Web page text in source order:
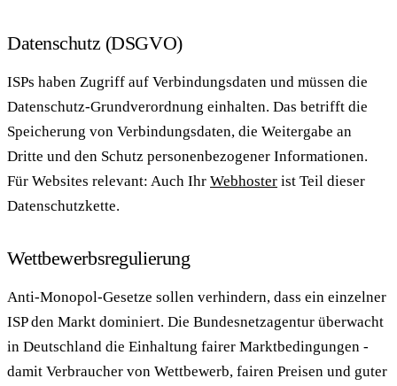
Datenschutz (DSGVO)
ISPs haben Zugriff auf Verbindungsdaten und müssen die
Datenschutz-Grundverordnung einhalten. Das betrifft die
Speicherung von Verbindungsdaten, die Weitergabe an
Dritte und den Schutz personenbezogener Informationen.
Für Websites relevant: Auch Ihr Webhoster ist Teil dieser
Datenschutzkette.
Wettbewerbsregulierung
Anti-Monopol-Gesetze sollen verhindern, dass ein einzelner
ISP den Markt dominiert. Die Bundesnetzagentur überwacht
in Deutschland die Einhaltung fairer Marktbedingungen -
damit Verbraucher von Wettbewerb, fairen Preisen und guter